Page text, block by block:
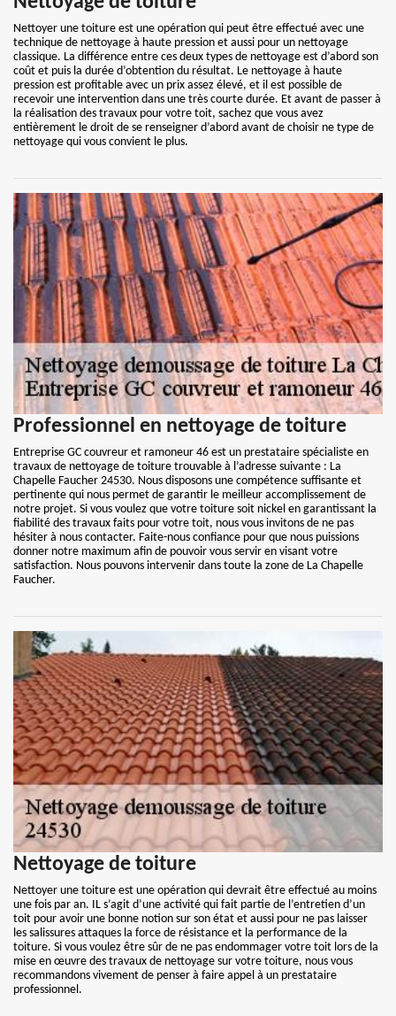
Nettoyer une toiture est une opération qui peut être effectué avec une
technique de nettoyage à haute pression et aussi pour un nettoyage
classique. La différence entre ces deux types de nettoyage est d’abord son
coût et puis la durée d’obtention du résultat. Le nettoyage à haute
pression est profitable avec un prix assez élevé, et il est possible de
recevoir une intervention dans une très courte durée. Et avant de passer à
la réalisation des travaux pour votre toit, sachez que vous avez
entièrement le droit de se renseigner d’abord avant de choisir ne type de
nettoyage qui vous convient le plus.
Professionnel en nettoyage de toiture
Entreprise GC couvreur et ramoneur 46 est un prestataire spécialiste en
travaux de nettoyage de toiture trouvable à l’adresse suivante : La
Chapelle Faucher 24530. Nous disposons une compétence suffisante et
pertinente qui nous permet de garantir le meilleur accomplissement de
notre projet. Si vous voulez que votre toiture soit nickel en garantissant la
fiabilité des travaux faits pour votre toit, nous vous invitons de ne pas
hésiter à nous contacter. Faite-nous confiance pour que nous puissions
donner notre maximum afin de pouvoir vous servir en visant votre
satisfaction. Nous pouvons intervenir dans toute la zone de La Chapelle
Faucher.
Nettoyage de toiture
Nettoyer une toiture est une opération qui devrait être effectué au moins
une fois par an. IL s’agit d’une activité qui fait partie de l’entretien d’un
toit pour avoir une bonne notion sur son état et aussi pour ne pas laisser
les salissures attaques la force de résistance et la performance de la
toiture. Si vous voulez être sûr de ne pas endommager votre toit lors de la
mise en œuvre des travaux de nettoyage sur votre toiture, nous vous
recommandons vivement de penser à faire appel à un prestataire
professionnel.